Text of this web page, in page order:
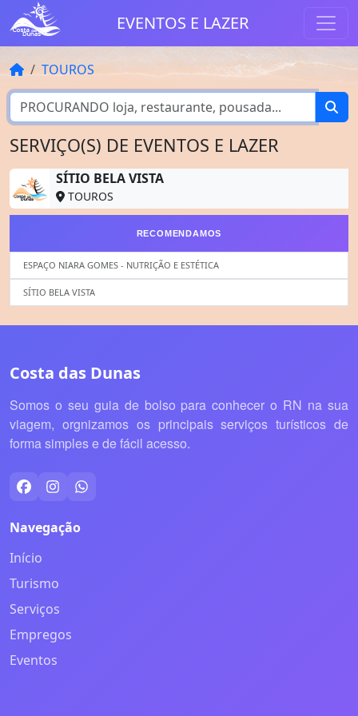
EVENTOS E LAZER
TOUROS
SERVIÇO(S) DE EVENTOS E LAZER
SÍTIO BELA VISTA
TOUROS
RECOMENDAMOS
ESPAÇO NIARA GOMES - NUTRIÇÃO E ESTÉTICA
SÍTIO BELA VISTA
Costa das Dunas
Somos o seu guia de bolso para conhecer o RN na sua
viagem, orgnizamos os principais serviços turísticos de
forma simples e de fácil acesso.
Navegação
Início
Turismo
Serviços
Empregos
Eventos